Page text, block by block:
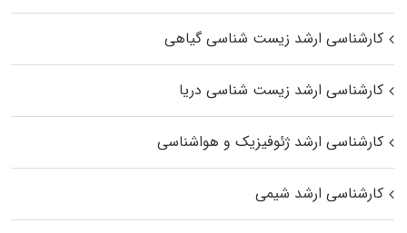
کارشناسی ارشد زیست‌ شناسی گیاهی
کارشناسی ارشد زیست‌ شناسی دریا
کارشناسی ارشد ژئوفیزیک و هواشناسی
کارشناسی ارشد شیمی